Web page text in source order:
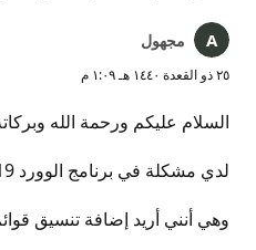
مجهول
٢٥ ذو القعدة ١٤٤٠ هـ ١:٠٩ م
السلام عليكم ورحمة الله
لدي مشكلة في برنامج الوورد 2019
وهي أنني أريد إضافة تنسيق